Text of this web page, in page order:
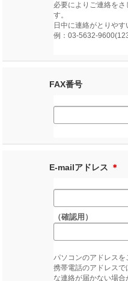
必要によりご連絡をさ
す。
日中に連絡がとりやす
例：03-5632-
FAX番号
E-mailアドレス ＊
（確認用）
パソコンのアドレスを
携帯電話のアドレス
な連絡が届かない場合